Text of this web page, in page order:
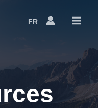
FR
Language